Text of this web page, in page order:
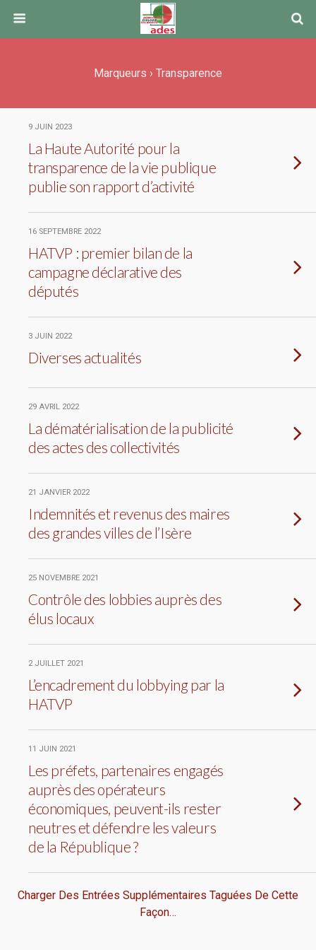
Marqueurs › Transparence
9 JUIN 2023
La Haute Autorité pour la
transparence de la vie publique
publie son rapport d’activité
16 SEPTEMBRE 2022
HATVP : premier bilan de la
campagne déclarative des
députés
3 JUIN 2022
Diverses actualités
29 AVRIL 2022
La dématérialisation de la publicité
des actes des collectivités
21 JANVIER 2022
Indemnités et revenus des maires
des grandes villes de l’Isère
25 NOVEMBRE 2021
Contrôle des lobbies auprès des
élus locaux
2 JUILLET 2021
L’encadrement du lobbying par la
HATVP
11 JUIN 2021
Les préfets, partenaires engagés
auprès des opérateurs
économiques, peuvent-ils rester
neutres et défendre les valeurs
de la République ?
Charger Des Entrées Supplémentaires Taguées De Cette
Façon…